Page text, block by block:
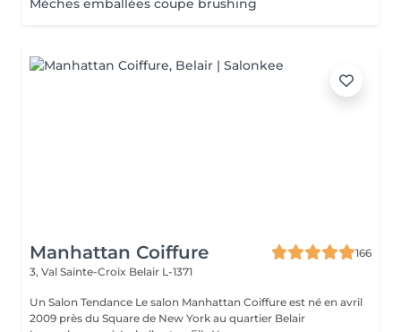
Mèches emballées coupe brushing
Manhattan Coiffure
166
3, Val Sainte-Croix Belair L-1371
Un Salon Tendance Le salon Manhattan Coiffure est né en avril
2009 près du Square de New York au quartier Belair